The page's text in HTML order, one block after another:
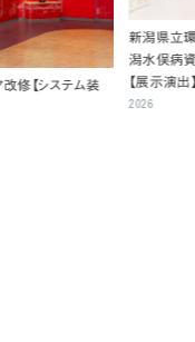
修【システム装
新潟県立
潟水俣病
【展示演出】
2026